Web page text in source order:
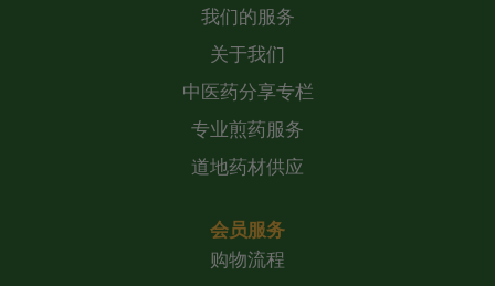
我们的服务
关于我们
中医药分享专栏
专业煎药服务
道地药材供应
会员服务
购物流程